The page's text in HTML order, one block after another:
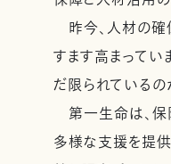
昨今、人材の確
すます高まってい
だ限られているの
第一生命は、保
多様な支援を提供